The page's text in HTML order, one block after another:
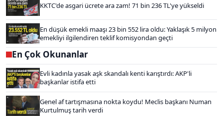
KKTC'de asgari ücrete ara zam! 71 bin 236 TL'ye yükseldi
En düşük emekli maaşı 23 bin 552 lira oldu: Yaklaşık 5 milyon
emekliyi ilgilendiren teklif komisyondan geçti
En Çok Okunanlar
Evli kadınla yasak aşk skandalı kenti karıştırdı: AKP'li
başkanlar istifa etti
Genel af tartışmasına nokta koydu! Meclis başkanı Numan
Kurtulmuş tarih verdi